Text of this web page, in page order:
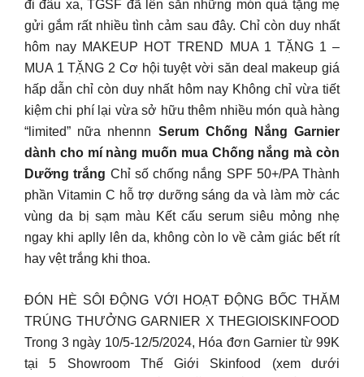
đi đâu xa, TGSF đã lên sẵn những món quà tặng mẹ
gửi gắm rất nhiều tình cảm sau đây. Chỉ còn duy nhất
hôm nay MAKEUP HOT TREND MUA 1 TẶNG 1 –
MUA 1 TẶNG 2 Cơ hội tuyệt vời săn deal makeup giá
hấp dẫn chỉ còn duy nhất hôm nay Không chỉ vừa tiết
kiệm chi phí lại vừa sở hữu thêm nhiều món quà hàng
“limited” nữa nhennn Serum Chống Nắng Garnier
dành cho mí nàng muốn mua Chống nắng mà còn
Dưỡng trắng Chỉ số chống nắng SPF 50+/PA Thành
phần Vitamin C hỗ trợ dưỡng sáng da và làm mờ các
vùng da bị sạm màu Kết cấu serum siêu mỏng nhẹ
ngay khi aplly lên da, không còn lo về cảm giác bết rít
hay vệt trắng khi thoa.
ĐÓN HÈ SÔI ĐỘNG VỚI HOẠT ĐỘNG BỐC THĂM
TRÚNG THƯỞNG GARNIER X THEGIOISKINFOOD
Trong 3 ngày 10/5-12/5/2024, Hóa đơn Garnier từ 99K
tại 5 Showroom Thế Giới Skinfood (xem dưới